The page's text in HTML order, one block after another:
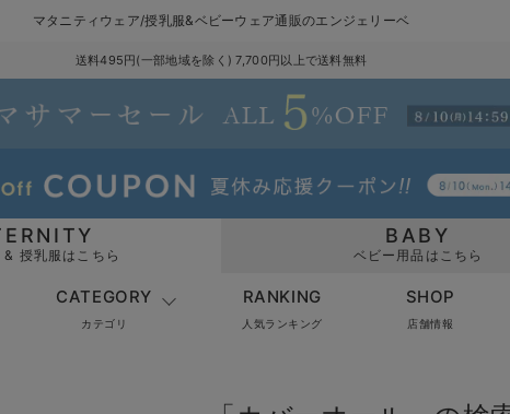
マタニティウェア/授乳服&ベビーウェア通販のエンジェリーベ
送料495円(一部地域を除く) 7,700円以上で送料無料
授乳服はこちら
BABY
ベビー用品はこちら
CATEGORY
カテゴリ
RANKING
人気ランキング
SHOP
店舗情報